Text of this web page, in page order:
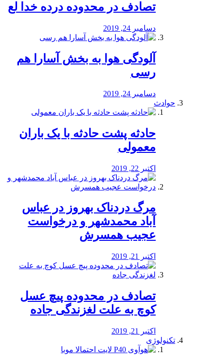
تصادف در محدوده درده خدا لع
دسامبر 24, 2019
آلودگی هوا به بخش آسارا هم
رسی
دسامبر 24, 2019
حوادث
️حادثه پشت حادثه با یک باران
معمولی
اکتبر 22, 2019
مرگ دردناک بهروز در عباس
آباد محمدشهر و درخواست
عجیب همسرش
اکتبر 21, 2019
تصادف در محدوده پیچ عسل
کوچ به علت لغزندگی جاده
اکتبر 21, 2019
تکنولوژی